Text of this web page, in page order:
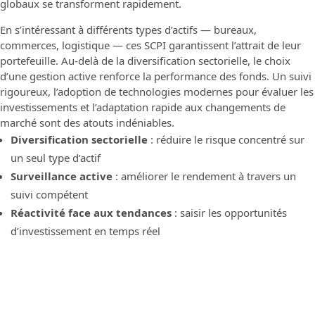
globaux se transforment rapidement.
En s’intéressant à différents types d’actifs — bureaux,
commerces, logistique — ces SCPI garantissent l’attrait de leur
portefeuille. Au-delà de la diversification sectorielle, le choix
d’une gestion active renforce la performance des fonds. Un suivi
rigoureux, l’adoption de technologies modernes pour évaluer les
investissements et l’adaptation rapide aux changements de
marché sont des atouts indéniables.
Diversification sectorielle : réduire le risque concentré sur
un seul type d’actif
Surveillance active : améliorer le rendement à travers un
suivi compétent
Réactivité face aux tendances : saisir les opportunités
d’investissement en temps réel